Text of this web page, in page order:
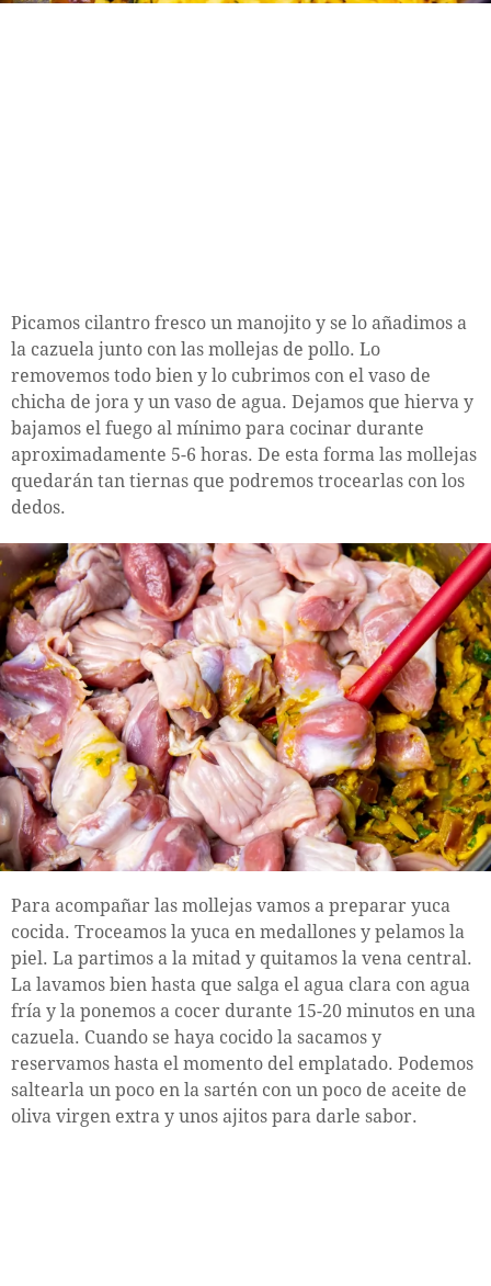
Picamos cilantro fresco un manojito y se lo añadimos a
la cazuela junto con las mollejas de pollo. Lo
removemos todo bien y lo cubrimos con el vaso de
chicha de jora y un vaso de agua. Dejamos que hierva y
bajamos el fuego al mínimo para cocinar durante
aproximadamente 5-6 horas. De esta forma las mollejas
quedarán tan tiernas que podremos trocearlas con los
dedos.
Para acompañar las mollejas vamos a preparar yuca
cocida. Troceamos la yuca en medallones y pelamos la
piel. La partimos a la mitad y quitamos la vena central.
La lavamos bien hasta que salga el agua clara con agua
fría y la ponemos a cocer durante 15-20 minutos en una
cazuela. Cuando se haya cocido la sacamos y
reservamos hasta el momento del emplatado. Podemos
saltearla un poco en la sartén con un poco de aceite de
oliva virgen extra y unos ajitos para darle sabor.